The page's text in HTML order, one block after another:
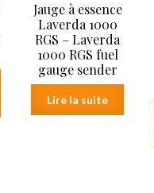
Jauge à essence
Laverda 1000
RGS – Laverda
1000 RGS fuel
gauge sender
Lire la suite